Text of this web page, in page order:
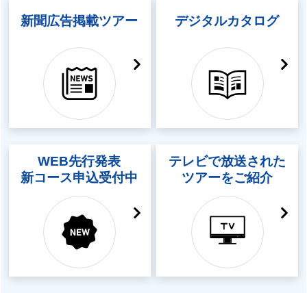
新聞広告掲載ツアー デジタルカタログ
WEB先行発表
新コース申込受付中
テレビで放送された
ツアーをご紹介